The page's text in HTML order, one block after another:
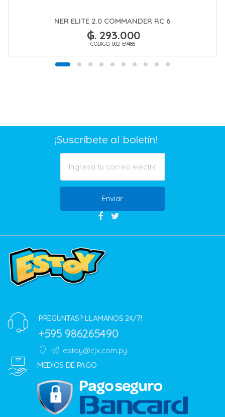
NER ELITE 2.0 COMMANDER RC 6
₲. 293.000
CÓDIGO: 002-E9486
¡Suscríbete al boletín!
Enviar
PREGUNTAS? LLAMANOS 24/7!
+595 986265490
estoy@cjx.com.py
MEDIOS DE PAGO